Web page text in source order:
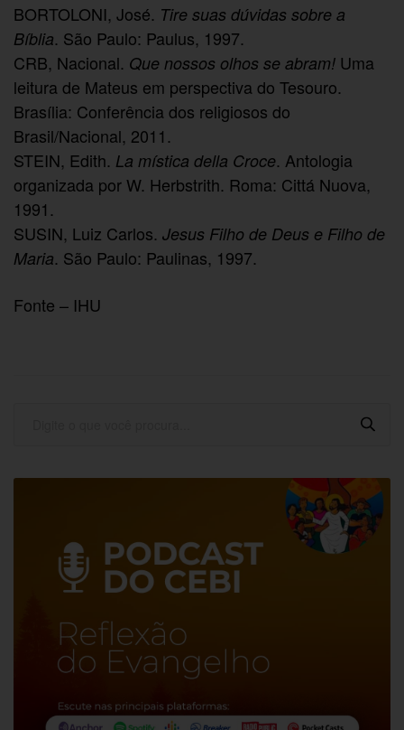
BORTOLONI, José. Tire suas dúvidas sobre a
Bíblia. São Paulo: Paulus, 1997.
CRB, Nacional. Que nossos olhos se abram! Uma
leitura de Mateus em perspectiva do Tesouro.
Brasília: Conferência dos religiosos do
Brasil/Nacional, 2011.
STEIN, Edith. La mística della Croce. Antologia
organizada por W. Herbstrith. Roma: Cittá Nuova,
1991.
SUSIN, Luiz Carlos.Jesus Filho de Deus e Filho de
Maria. São Paulo: Paulinas, 1997.
Fonte – IHU